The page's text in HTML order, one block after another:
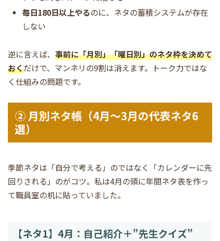
毎日180日以上やるのに、ネタの蓄積システムが存在
しない
逆に言えば、 事前に「月別」「曜日別」のネタ枠を決めて
おくだけで、マンネリの9割は消えます。トーク力ではな
く仕組みの問題です。
② 月別ネタ帳（4月〜3月の代表ネタ6
選）
季節ネタは「自分で考える」のではなく「カレンダーに先
回りされる」のがコツ。私は4月の頭に年間ネタ表を作っ
て職員室の机に貼っていました。
【ネタ1】4月：自己紹介＋”先生クイズ”